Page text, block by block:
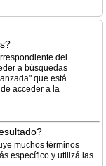
del
a búsquedas
que está
acceder a la
muchos términos
específico y utilizá las